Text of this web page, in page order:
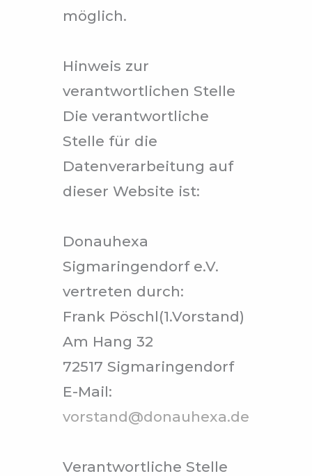
möglich.
Hinweis zur
verantwortlichen Stelle
Die verantwortliche
Stelle für die
Datenverarbeitung auf
dieser Website ist:
Donauhexa
Sigmaringendorf e.V.
vertreten durch:
Frank Pöschl(1.Vorstand)
Am Hang 32
72517 Sigmaringendorf
E-Mail:
vorstand@donauhexa.de
Verantwortliche Stelle